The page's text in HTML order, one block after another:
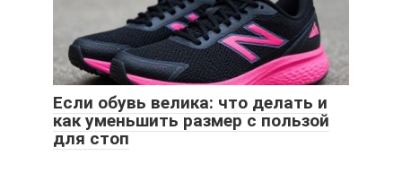
Если обувь велика: что делать и
как уменьшить размер с пользой
для стоп